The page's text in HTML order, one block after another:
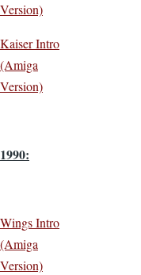
Version)
Kaiser Intro
(Amiga
Version)
1990:
Wings Intro
(Amiga
Version)